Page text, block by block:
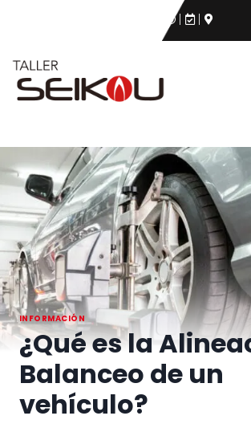
INFORMACIÓN
¿Qué es la
Balanceo de un
vehículo?